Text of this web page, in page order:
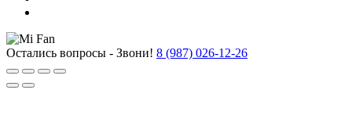
Остались вопросы - Звони! 8 (987) 026-12-26